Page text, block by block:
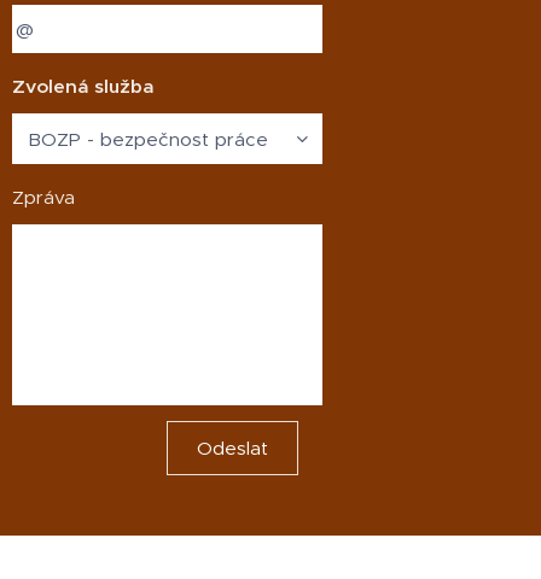
Zvolená služba
Zpráva
Odeslat